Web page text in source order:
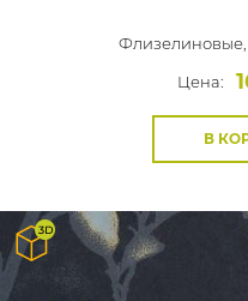
Флизелиновые,
Цена:
В